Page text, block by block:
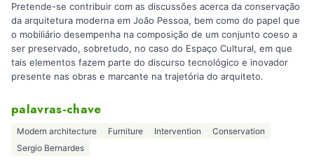
Pretende-se contribuir com as discussões acerca da conservação
da arquitetura moderna em João Pessoa, bem como do papel que
o mobiliário desempenha na composição de um conjunto coeso a
ser preservado, sobretudo, no caso do Espaço Cultural, em que
tais elementos fazem parte do discurso tecnológico e inovador
presente nas obras e marcante na trajetória do arquiteto.
palavras-chave
Modern architecture Furniture Intervention
Conservation
Sergio Bernardes